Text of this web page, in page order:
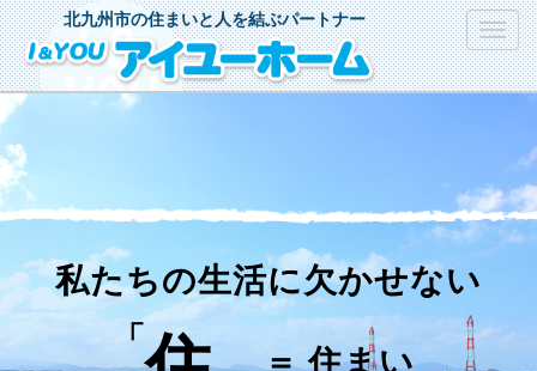
北九州市の住まいと人を結ぶパートナー
住まいを通し て